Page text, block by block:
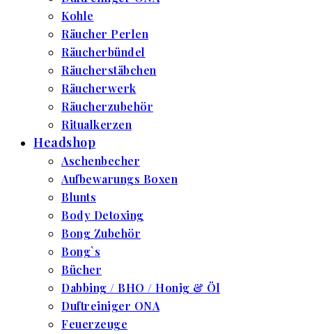
Kohle
Räucher Perlen
Räucherbündel
Räucherstäbchen
Räucherwerk
Räucherzubehör
Ritualkerzen
Headshop
Aschenbecher
Aufbewarungs Boxen
Blunts
Body Detoxing
Bong Zubehör
Bong`s
Bücher
Dabbing / BHO / Honig & Öl
Duftreiniger ONA
Feuerzeuge